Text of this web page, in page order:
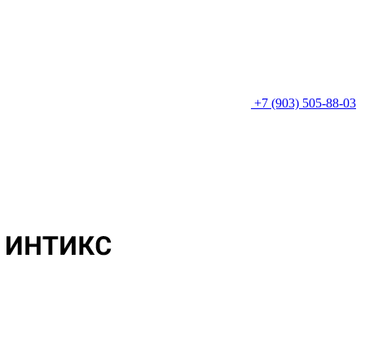
+7 (903) 505-88-03